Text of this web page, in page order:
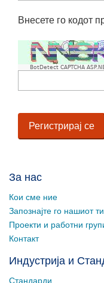
Внесете го кодот
BotDetect CAPTCHA
За нас
Кои сме ние
Запознајте го нашиот
Проекти и работни
Контакт
Индустрија и
Стандарди